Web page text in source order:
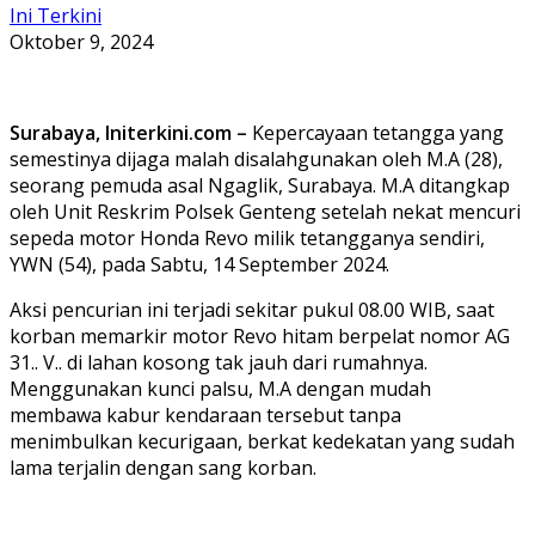
Ini Terkini
Oktober 9, 2024
Surabaya, Initerkini.com – Kepercayaan tetangga yang
semestinya dijaga malah disalahgunakan oleh M.A (28),
seorang pemuda asal Ngaglik, Surabaya. M.A ditangkap
oleh Unit Reskrim Polsek Genteng setelah nekat mencuri
sepeda motor Honda Revo milik tetangganya sendiri,
YWN (54), pada Sabtu, 14 September 2024.
Aksi pencurian ini terjadi sekitar pukul 08.00 WIB, saat
korban memarkir motor Revo hitam berpelat nomor AG
31.. V.. di lahan kosong tak jauh dari rumahnya.
Menggunakan kunci palsu, M.A dengan mudah
membawa kabur kendaraan tersebut tanpa
menimbulkan kecurigaan, berkat kedekatan yang sudah
lama terjalin dengan sang korban.